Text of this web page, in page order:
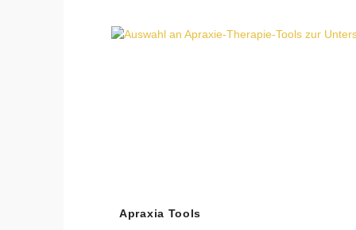
Produktgalerie überspringen
Apraxia Tools